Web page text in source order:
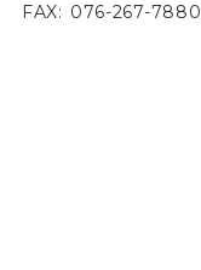
FAX: 076-267-7880